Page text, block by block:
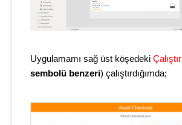
Uygulamamı sağ üst köşedeki Çalıştır
sembolü benzeri) çalıştırdığımda;